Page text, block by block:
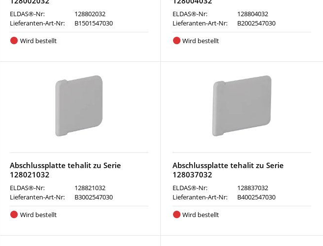
ELDAS®-Nr:
128802032
Lieferanten-Art-Nr:
B1501547030
Wird bestellt
ELDAS®-Nr:
128804032
Lieferanten-Art-Nr:
B2002547030
Wird bestellt
Abschlussplatte tehalit zu Serie
128021032
ELDAS®-Nr:
128821032
Lieferanten-Art-Nr:
B3002547030
Wird bestellt
Abschlussplatte tehalit zu Serie
128037032
ELDAS®-Nr:
128837032
Lieferanten-Art-Nr:
B4002547030
Wird bestellt